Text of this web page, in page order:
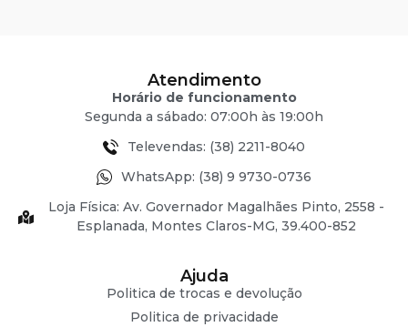
Atendimento
Horário de funcionamento
Segunda a sábado: 07:00h às 19:00h
Televendas: (38) 2211-8040
WhatsApp: (38) 9 9730-0736
Loja Física: Av. Governador Magalhães Pinto, 2558 -
Esplanada, Montes Claros-MG, 39.400-852
Ajuda
Politica de trocas e devolução
Politica de privacidade